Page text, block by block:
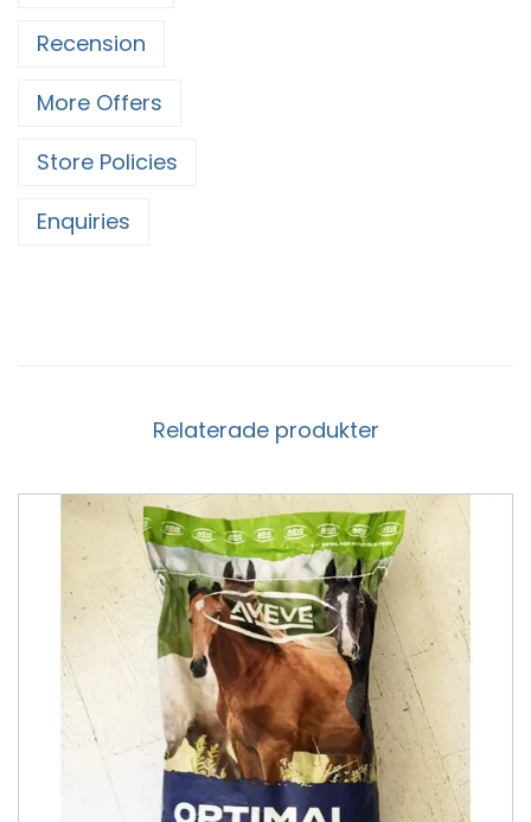
Recension
More Offers
Store Policies
Enquiries
Relaterade produkter